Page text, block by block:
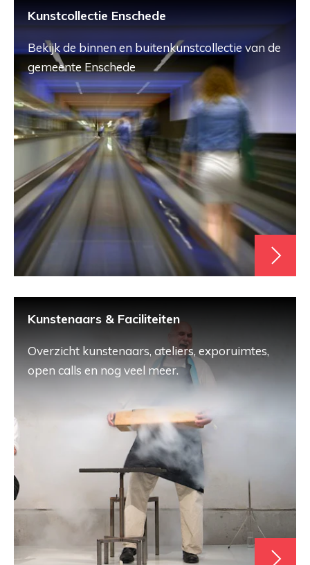
Kunstcollectie Enschede
Bekijk de binnen en buitenkunstcollectie van de
gemeente Enschede
Kunstenaars & Faciliteiten
Overzicht kunstenaars, ateliers, exporuimtes,
open calls en nog veel meer.